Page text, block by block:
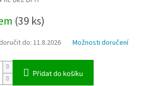
(39 ks)
do: 11.8.2026 Možnosti doručení
Přidat do košíku